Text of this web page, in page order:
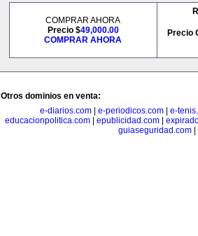
COMPRAR AHORA
Precio $49,000.00
COMPRAR AHORA
Precio
Otros dominios en venta:
e-diarios.com
e-periodicos.com
e-
educacionpolitica.com
epublicidad.com
guiaseguridad.com|